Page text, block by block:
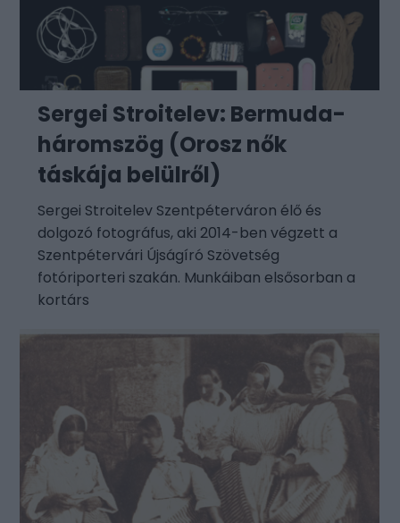
Sergei Stroitelev: Bermuda-
háromszög (Orosz nők
táskája belülről)
Sergei Stroitelev Szentpéterváron élő és
dolgozó fotográfus, aki 2014-ben végzett a
Szentpétervári Újságíró Szövetség
fotóriporteri szakán. Munkáiban elsősorban a
kortárs